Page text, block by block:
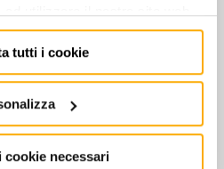
tutti i cookie
cookie necessari
IVA